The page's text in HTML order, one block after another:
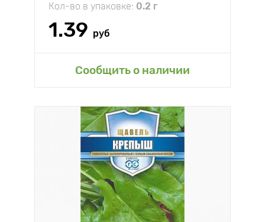
Кол-во в упаковке: 0.2 г
1.39 руб
Сообщить о наличии